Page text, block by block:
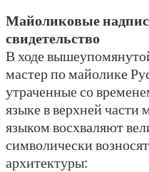
Майоликовые
свидетельство
В ходе
мастер по майолике
утраченные со
языке в верхней
языком восхваляют
символически
архитектуры: